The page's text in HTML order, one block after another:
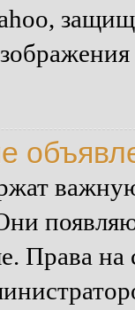
Права